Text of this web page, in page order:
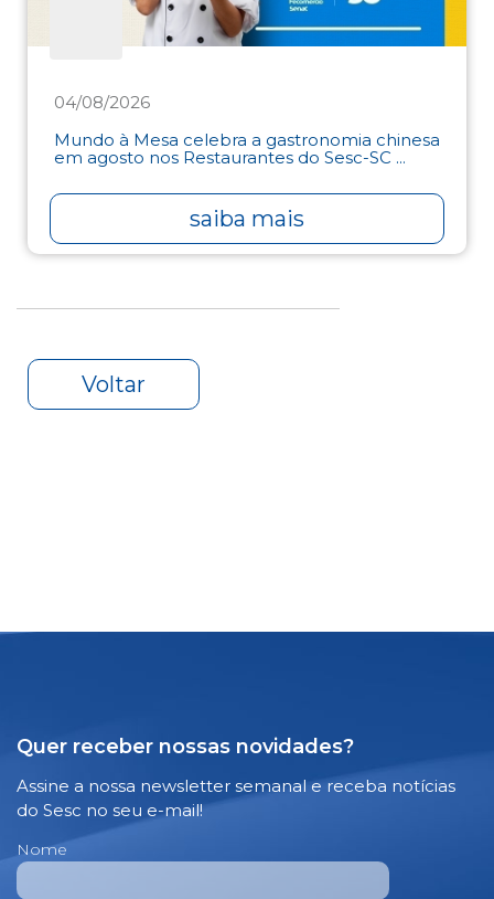
04/08/2026
Mundo à Mesa celebra a gastronomia chinesa
em agosto nos Restaurantes do Sesc-SC ...
saiba mais
Voltar
Quer receber nossas novidades?
Assine a nossa newsletter semanal e receba notícias
do Sesc no seu e-mail!
Nome